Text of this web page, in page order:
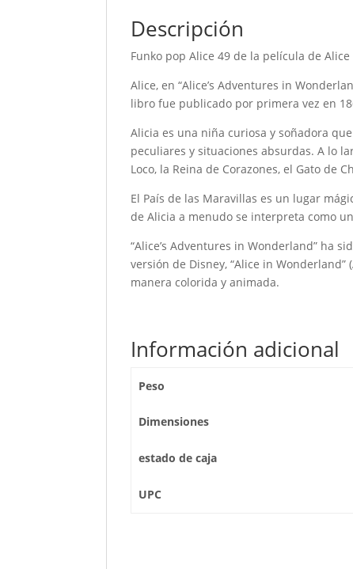
Descripción
Funko pop Alice 49 de la película de
Alice, en “Alice’s Adventures in
libro fue publicado por primera vez en
Alicia es una niña curiosa y soñadora
peculiares y situaciones absurdas. A lo
Loco, la Reina de Corazones, el Gato de
El País de las Maravillas es un lugar
de Alicia a menudo se interpreta como
“Alice’s Adventures in Wonderland” ha
versión de Disney, “Alice in
manera colorida y animada.
Información adicional
Peso
Dimensiones
estado de caja
UPC